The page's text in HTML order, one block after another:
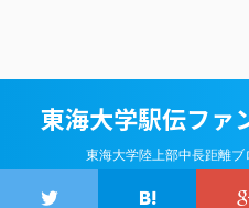
東海大学駅伝ファ
東海大学陸上部中長距離ブ
© 2026 東海大学駅伝